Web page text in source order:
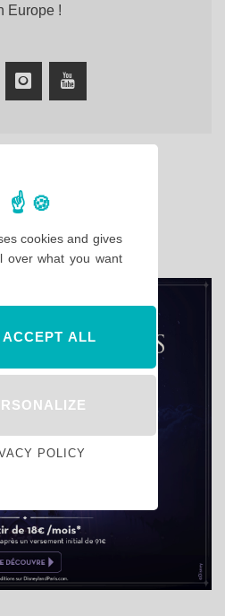
Europe !
cookies and gives
over what you want
ALL
POLICY